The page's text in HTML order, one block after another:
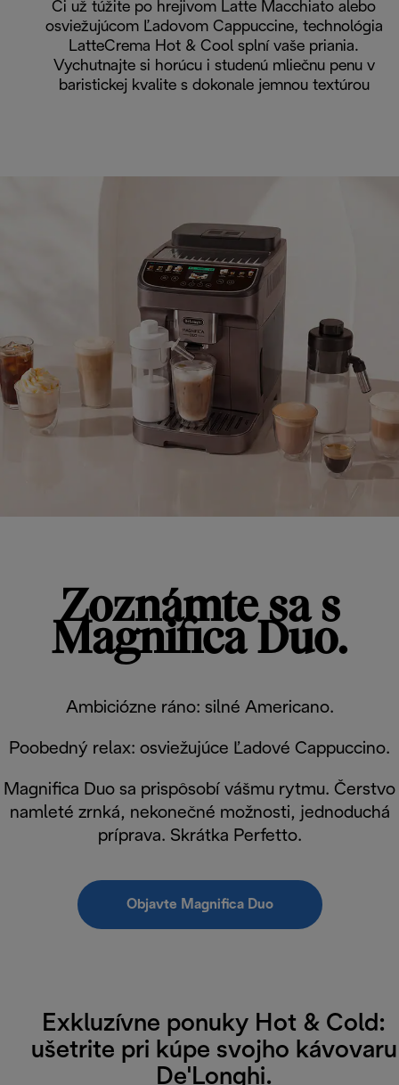
Či už túžite po hrejivom Latte Macchiato alebo
osviežujúcom Ľadovom Cappuccine, technológia
LatteCrema Hot & Cool splní vaše priania.
Vychutnajte si horúcu i studenú mliečnu penu v
baristickej kvalite s dokonale jemnou textúrou
Zoznámte sa s
Magnifica Duo.
Ambiciózne ráno: silné Americano.
Poobedný relax: osviežujúce Ľadové Cappuccino.
Magnifica Duo sa prispôsobí vášmu rytmu. Čerstvo
namleté zrnká, nekonečné možnosti, jednoduchá
príprava. Skrátka Perfetto.
Objavte Magnifica Duo
Exkluzívne ponuky Hot & Cold:
ušetrite pri kúpe svojho kávovaru
De'Longhi.